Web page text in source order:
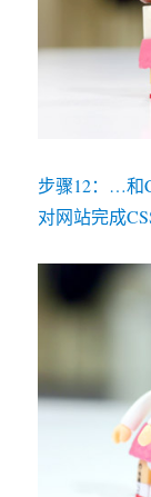
步骤12：…和
对网站完成